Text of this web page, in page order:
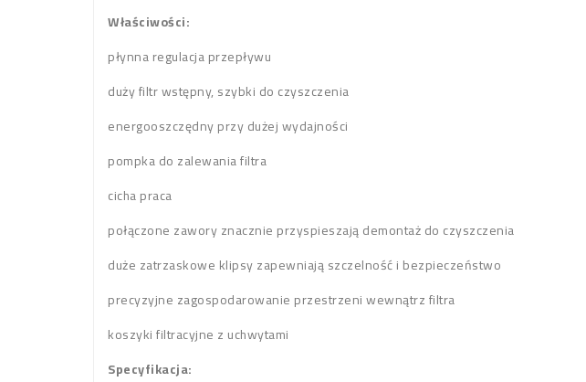
Właściwości:
płynna regulacja przepływu
duży filtr wstępny, szybki do czyszczenia
energooszczędny przy dużej wydajności
pompka do zalewania filtra
cicha praca
połączone zawory znacznie przyspieszają demontaż do czyszczenia
duże zatrzaskowe klipsy zapewniają szczelność i bezpieczeństwo
precyzyjne zagospodarowanie przestrzeni wewnątrz filtra
koszyki filtracyjne z uchwytami
Specyfikacja: